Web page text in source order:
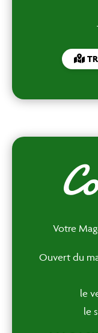
Votre
Ouvert du
le
le